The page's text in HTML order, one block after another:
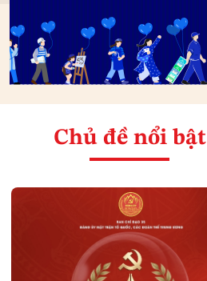
Chủ đề nổi bật